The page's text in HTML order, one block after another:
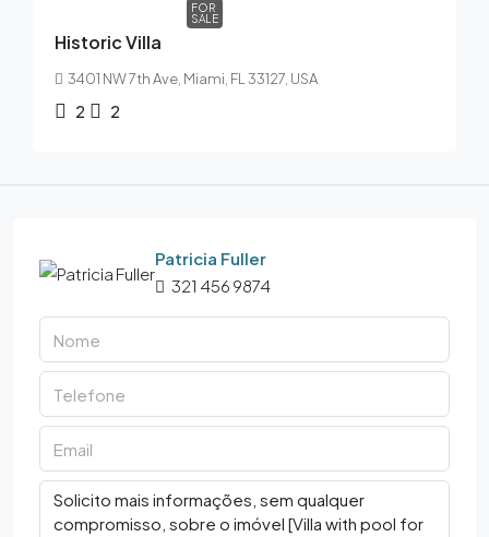
FOR
SALE
Historic Villa
3401 NW 7th Ave, Miami, FL 33127, USA
2 2
Patricia Fuller
321 456 9874